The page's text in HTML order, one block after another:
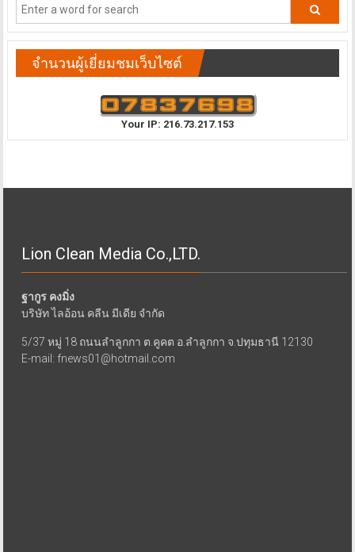
จำนวนผู้เยี่ยมชมเว็บไซต์
Your IP: 216.73.217.153
Lion Clean Media Co.,LTD.
ฐากูร คงมิ่ง
บริษัท ไลอ้อน คลีน มีเดีย จำกัด
5/37 หมู่ 18 ถนนลำลูกกา ต.คูคต อ.ลำลูกกา จ.ปทุมธานี 12130
E-mail: fnews01@hotmail.com